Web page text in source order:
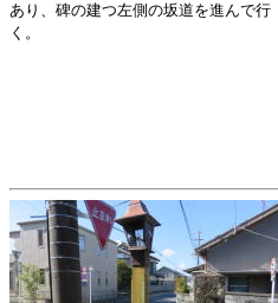
あり、碑の建つ左側の坂道を進んで行
く。